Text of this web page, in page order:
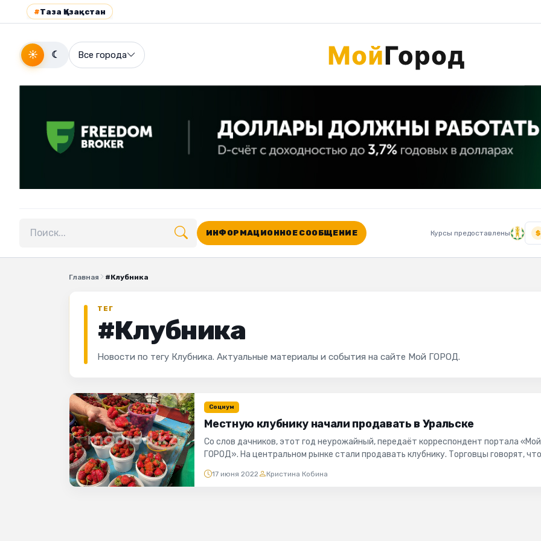
#Таза Қазақстан
☀ ☾ Все города
Поиск по сайту
ИНФОРМАЦИОННОЕ СООБЩЕНИЕ Курсы предоставлены $
Главная #Клубника
ТЕГ
#Клубника
Новости по тегу Клубника. Актуальные материалы и события на сайте Мой ГОРОД.
Социум
Местную клубнику начали продавать в Уральске
Со слов дачников, этот год неурожайный, передаёт корреспондент портала «Мой
ГОРОД». На центральном рынке стали продавать клубнику. Торговцы говорят,
17 июня 2022 Кристина Кобина